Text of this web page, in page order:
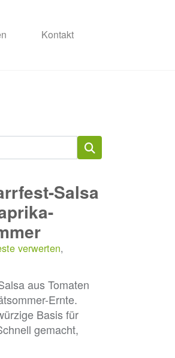
Kontakt
Salsa
verwerten,
aus Tomaten
Ernte.
Basis für
gemacht,